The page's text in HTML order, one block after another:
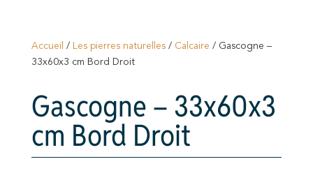
Accueil / Les pierres naturelles/ Calcaire / Gascogne –
33x60x3 cm Bord Droit
Gascogne – 33x60x3
cm Bord Droit